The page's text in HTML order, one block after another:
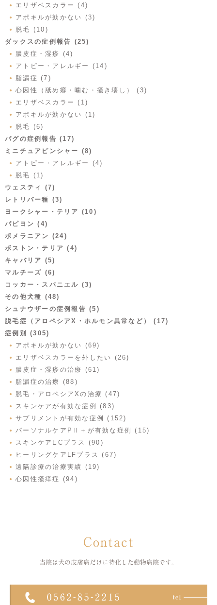
エリザベスカラー (4)
アポキルが効かない (3)
脱毛 (10)
ダックスの症例報告 (25)
膿皮症・湿疹 (4)
アトピー・アレルギー (14)
脂漏症 (7)
心因性（舐め癖・噛む・掻き壊し） (3)
エリザベスカラー (1)
アポキルが効かない (1)
脱毛 (6)
パグの症例報告 (17)
ミニチュアピンシャー (8)
アトピー・アレルギー (4)
脱毛 (1)
ウェスティ (7)
レトリバー種 (3)
ヨークシャー・テリア (10)
パピヨン (4)
ポメラニアン (24)
ボストン・テリア (4)
キャバリア (5)
マルチーズ (6)
コッカー・スパニエル (3)
その他犬種 (48)
シュナウザーの症例報告 (5)
脱毛症（アロペシアX・ホルモン異常など） (17)
症例別 (305)
アポキルが効かない (69)
エリザベスカラーを外したい (26)
膿皮症・湿疹の治療 (61)
脂漏症の治療 (88)
脱毛・アロペシアXの治療 (47)
スキンケアが有効な症例 (83)
サプリメントが有効な症例 (152)
パーソナルケアPⅡ＋が有効な症例 (15)
スキンケアECプラス (90)
ヒーリングケアLFプラス (67)
遠隔診療の治療実績 (19)
心因性掻痒症 (94)
Contact
当院は犬の皮膚病だけに特化した 動物病院です。